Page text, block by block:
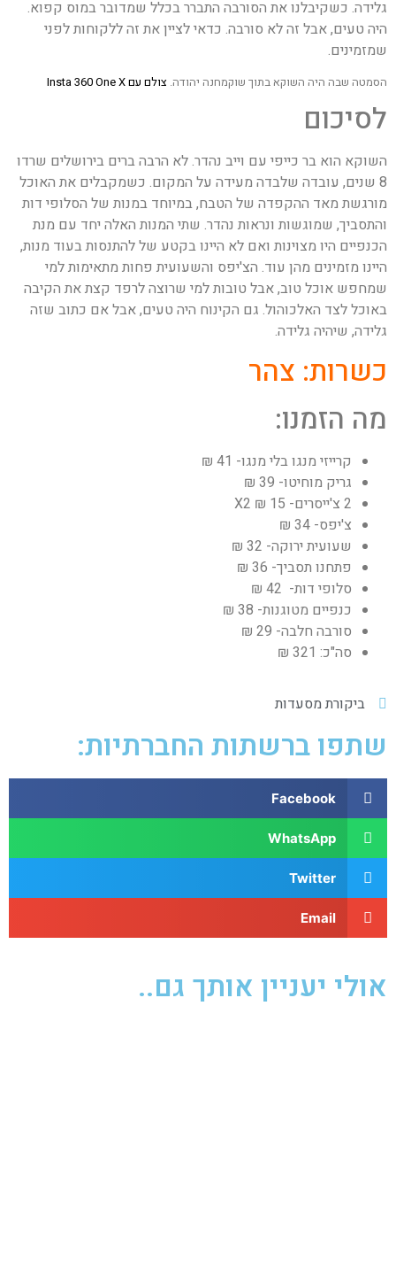
גלידה. כשקיבלנו את הסורבה התברר בכלל שמדובר במוס קפוא.
היה טעים, אבל זה לא סורבה. כדאי לציין את זה ללקוחות לפני
שמזמינים.
הסמטה שבה היה השוקא בתוך שוקמחנה יהודה. צולם עם Insta 360 One X
לסיכום
השוקא הוא בר כייפי עם וייב נהדר. לא הרבה ברים בירושלים שרדו
8 שנים, עובדה שלבדה מעידה על המקום. כשמקבלים את האוכל
מורגשת מאד ההקפדה של הטבח, במיוחד במנות של הסלופי דות
והתסביך, שמוגשות ונראות נהדר. שתי המנות האלה יחד עם מנת
הכנפיים היו מצוינות ואם לא היינו בקטע של להתנסות בעוד מנות,
היינו מזמינים מהן עוד. הצ'יפס והשעועית פחות מתאימות למי
שמחפש אוכל טוב, אבל טובות למי שרוצה לרפד קצת את הקיבה
באוכל לצד האלכוהול. גם הקינוח היה טעים, אבל אם כתוב שזה
גלידה, שיהיה גלידה.
כשרות: צהר
מה הזמנו:
קרייזי מנגו בלי מנגו- 41 ₪
גריק מוחיטו- 39 ₪
2 צ'ייסרים- 15 ₪ X2
צ'יפס- 34 ₪
שעועית ירוקה- 32 ₪
פתחנו תסביך- 36 ₪
סלופי דות- 42 ₪
כנפיים מטוגנות- 38 ₪
סורבה חלבה- 29 ₪
סה"כ: 321 ₪
ביקורת מסעדות
שתפו ברשתות החברתיות:
Facebook
WhatsApp
Twitter
Email
אולי יעניין אותך גם..